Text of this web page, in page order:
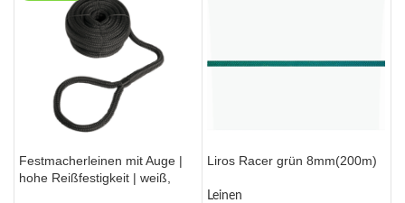
Festmacherleinen mit Auge |
hohe Reißfestigkeit | weiß,
Liros Racer grün 8mm(200m)
Leinen